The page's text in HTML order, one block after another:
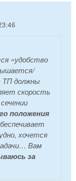
«удобство
ТП должны
скорость
положения
хочется
Вам
за